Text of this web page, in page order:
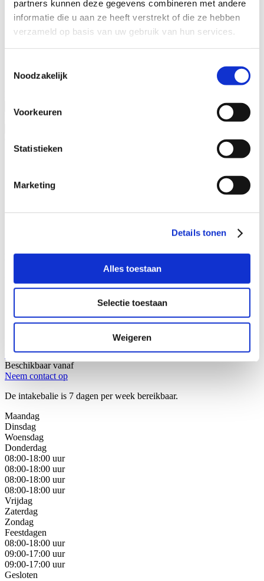
partners kunnen deze gegevens combineren met andere
informatie die u aan ze heeft verstrekt of die ze hebben
verzameld op basis van uw gebruik van hun services.
Noodzakelijk
Voorkeuren
Statistieken
Marketing
Details tonen
Alles toestaan
Selectie toestaan
Weigeren
Specialisaties
Advocaat alimentatie
Alimentatie incasseren
Echtscheiding
Partneralimentatie
Ervaringsjaren
Specialisatieverenigingen
ADR.MED®
Filters:
Wij helpen u graag!
Stap 1: Bel of mail onze juristen van de intakebalie
Stap 3: Kies de beste oplossing voor uw situatie
088 - 629 00 40
Beschikbaar vanaf
Neem contact op
De intakebalie is 7 dagen per week bereikbaar.
Maandag
Dinsdag
Woensdag
Donderdag
08:00-18:00 uur
08:00-18:00 uur
08:00-18:00 uur
08:00-18:00 uur
Vrijdag
Zaterdag
Zondag
Feestdagen
08:00-18:00 uur
09:00-17:00 uur
09:00-17:00 uur
Gesloten